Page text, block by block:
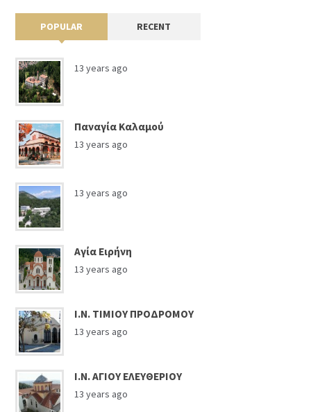
POPULAR RECENT
13 years ago
Παναγία Καλαμού
13 years ago
13 years ago
Αγία Ειρήνη
13 years ago
Ι.Ν. ΤΙΜΙΟΥ ΠΡΟΔΡΟΜΟΥ
13 years ago
Ι.Ν. ΑΓΙΟΥ ΕΛΕΥΘΕΡΙΟΥ
13 years ago